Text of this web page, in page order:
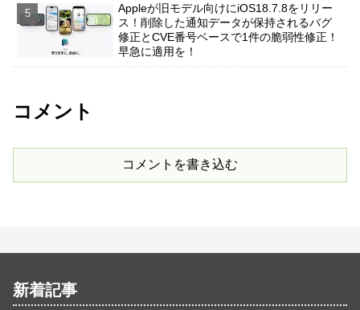
Appleが旧モデル向けにiOS18.7.8をリリー
ス！削除した通知データが保持されるバグ
修正とCVE番号ベースで1件の脆弱性修正！
早急に適用を！
コメント
コメントを書き込む
新着記事